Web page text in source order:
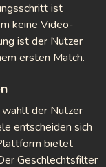
ist
keine Video-
ist der Nutzer
ersten Match.
der Nutzer
entscheiden sich
bietet
Geschlechtsfilter